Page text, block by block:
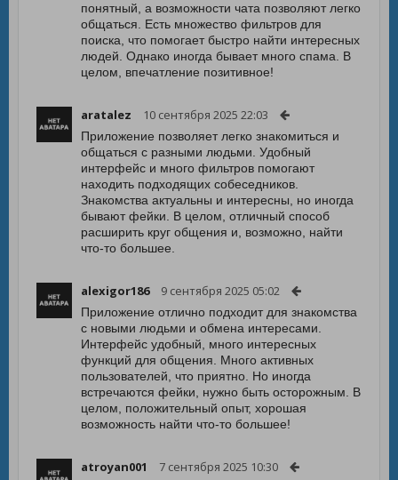
понятный, а возможности чата позволяют легко
общаться. Есть множество фильтров для
поиска, что помогает быстро найти интересных
людей. Однако иногда бывает много спама. В
целом, впечатление позитивное!
aratalez 10 сентября 2025 22:03
Приложение позволяет легко знакомиться и
общаться с разными людьми. Удобный
интерфейс и много фильтров помогают
находить подходящих собеседников.
Знакомства актуальны и интересны, но иногда
бывают фейки. В целом, отличный способ
расширить круг общения и, возможно, найти
что-то большее.
alexigor186 9 сентября 2025 05:02
Приложение отлично подходит для знакомства
с новыми людьми и обмена интересами.
Интерфейс удобный, много интересных
функций для общения. Много активных
пользователей, что приятно. Но иногда
встречаются фейки, нужно быть осторожным. В
целом, положительный опыт, хорошая
возможность найти что-то большее!
atroyan001 7 сентября 2025 10:30